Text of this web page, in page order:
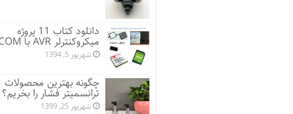
دانلود کتاب 11 پروژه
میکروکنترلر AVR با BASCOM
شهریور 5, 1394
چگونه بهترین محصولات
ترانسمیتر فشار را بخریم؟
شهریور 25, 1399